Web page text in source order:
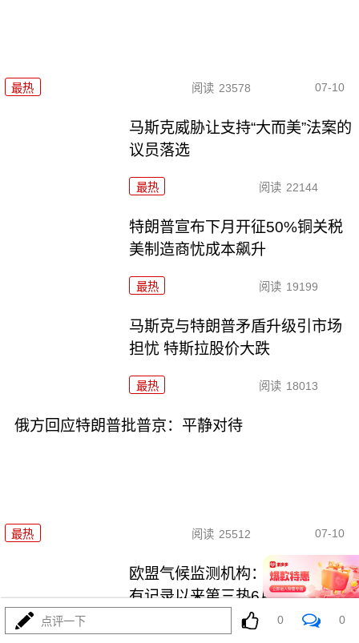
最热 阅读 23578 07-10
马斯克威胁让支持“大而美”法案的
议员落选
最热 阅读 22144
特朗普宣布下月开征50%铜关税
美制造商忧成本飙升
最热 阅读 19199
马斯克与特朗普矛盾升级引市场
担忧 特斯拉股价大跌
最热 阅读 18013
俄方回应特朗普批普京：平静对待
最热 阅读 25512 07-10
欧盟气候监测机构：全球经历了
有记录以来第三热6月
最热
点评一下 0 0